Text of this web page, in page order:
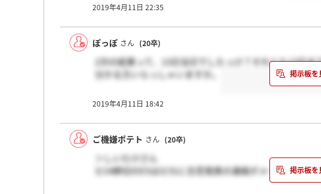
2019年4月11日 22:35
ぽっぽ さん (20卒)
2次の結果って、13日当日でしたっけ？それとも13日ま
分かる方いらっしゃいますか。
2019年4月11日 18:42
ご機嫌ポテト さん (20卒)
＞しいたけさん
3/14締切のESは3/31に合否発表の連絡がメール出来ま